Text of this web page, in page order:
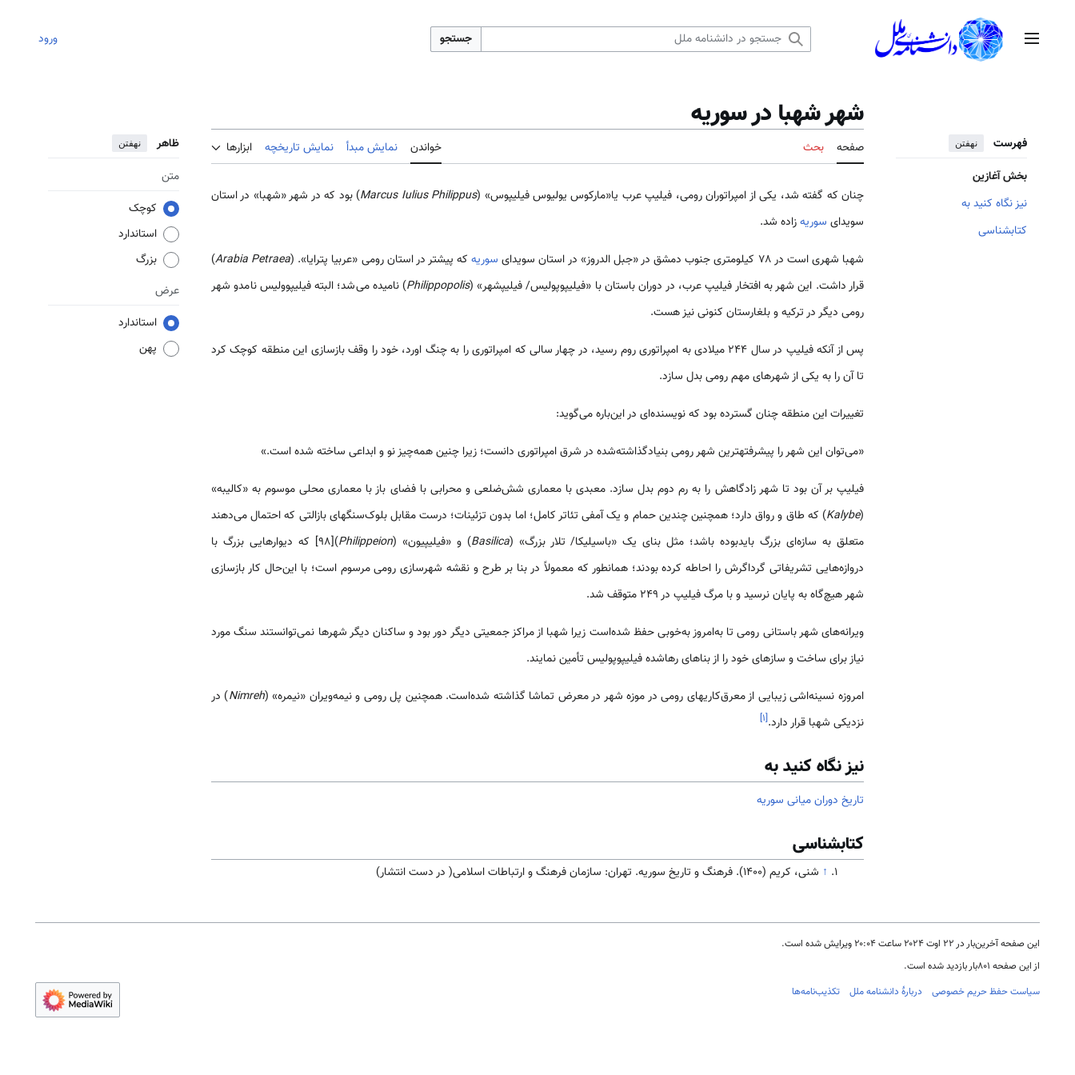
منوی اصلی جستجو ورود
فهرست نهفتن
بخش آغازین
نیز نگاه کنید به
کتابشناسی
شهر شهبا در سوریه
صفحه بحث خواندن نمایش مبدأ نمایش تاریخچه ابزارها ظاهر نهفتن
متن
کوچک
استاندارد
بزرگ
عرض
استاندارد
پهن
چنان که گفته شد، یکی از امپراتوران رومی، فیلیپ عرب یا«مارکوس یولیوس فیلیپوس» (Marcus Iulius Philippus) بود که در شهر «شهبا» در استان
سویدای سوریهزاده شد.
شهبا شهری است در ۷۸ کیلومتری جنوب دمشق در «جبل الدروز» در استان سویدای سوریهکه پیشتر در استان رومی «عربیا پترایا». (Arabia Petraea
)
قرار داشت. این شهر به افتخار فیلیپ عرب، در دوران باستان با «فیلیپوپولیس/ فیلیپ­شهر» (Philippopolis) نامیده می‌شد؛ البته فیلیپوولیس نامدو شهر
رومی دیگر در ترکیه و بلغارستان کنونی نیز هست.
پس از آنکه فیلیپ در سال ۲۴۴ میلادی به امپراتوری روم رسید، در چهار سالی که امپراتوری را به چنگ اورد، خود را وقف بازسازی این منطقه کوچک کرد
تا آن را به یکی از شهرهای مهم رومی بدل سازد.
تغییرات این منطقه چنان گسترده بود که نویسنده‌ای در این‌باره می‌گوید:
«می‌توان این شهر را پیشرفته­ترین شهر رومی بنیادگذاشته‌شده در شرق امپراتوری دانست؛ زیرا چنین همه‌چیز نو و ابداعی ساخته شده‌ است.»
فیلیپ بر آن بود تا شهر زادگاهش را به رم دوم بدل سازد. معبدی با معماری شش‌ضلعی و محرابی با فضای باز با معماری محلی موسوم به «کالیبه»
(
Kalybe) که طاق و رواق دارد؛ همچنین چندین حمام و یک آمفی تئاتر کامل؛ اما بدون تزئینات؛ درست مقابل بلوک‌سنگ­های بازالتی که احتمال می‌دهند
متعلق به سازه‌ای بزرگ بایدبوده باشد؛ مثل بنای یک «باسیلیکا/ تلار بزرگ» (Basilica) و «فیلیپیون» (Philippeion
)[98] که دیوارهایی بزرگ با
دروازه‌هایی تشریفاتی گرداگرش را احاطه کرده بودند؛ همان­طور که معمولاً در بنا بر طرح و نقشه شهرسازی رومی مرسوم است؛ با این‌حال کار بازسازی
شهر هیچ‌گاه به پایان نرسید و با مرگ فیلیپ در ۲۴۹ متوقف شد.
ویرانه‌های شهر باستانی رومی تا به‌امروز به‌خوبی حفظ شده‌است زیرا شهبا از مراکز جمعیتی دیگر دور بود و ساکنان دیگر شهرها نمی‌توانستند سنگ مورد
نیاز برای ساخت و سازهای خود را از بناهای رهاشده فیلیپوپولیس تأمین نمایند.
امروزه نسینه‌اشی زیبایی از معرق‌کاریهای رومی در موزه شهر در معرض تماشا گذاشته شده‌است. همچنین پل رومی و نیمه‌ویران «نیمره» (Nimreh) در
نزدیکی شهبا قرار دارد.[۱]
نیز نگاه کنید به
تاریخ دوران میانی سوریه
کتابشناسی
↑ شنی، کریم (۱۴۰۰). فرهنگ و تاریخ سوریه. تهران: سازمان فرهنگ و ارتباطات اسلامی( در دست انتشار)
این صفحه آخرین‌بار در ‏۲۲ اوت ۲۰۲۴ ساعت ‏۲۰:۰۴ ویرایش شده است.
از این صفحه ۸۰۱بار بازدید شده است.
سیاست حفظ حریم خصوصی
دربارهٔ دانشنامه ملل تکذیب‌نامه‌ها